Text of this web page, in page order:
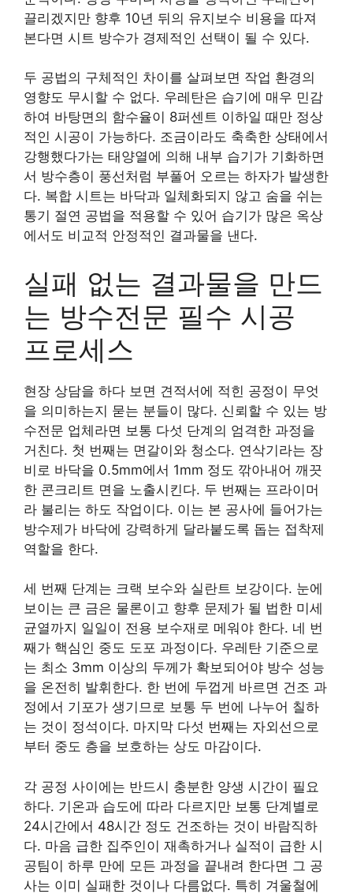
끌리겠지만 향후 10년 뒤의 유지보수 비용을 따져
본다면 시트 방수가 경제적인 선택이 될 수 있다.
두 공법의 구체적인 차이를 살펴보면 작업 환경의
영향도 무시할 수 없다. 우레탄은 습기에 매우 민감
하여 바탕면의 함수율이 8퍼센트 이하일 때만 정상
적인 시공이 가능하다. 조금이라도 축축한 상태에서
강행했다가는 태양열에 의해 내부 습기가 기화하면
서 방수층이 풍선처럼 부풀어 오르는 하자가 발생한
다. 복합 시트는 바닥과 일체화되지 않고 숨을 쉬는
통기 절연 공법을 적용할 수 있어 습기가 많은 옥상
에서도 비교적 안정적인 결과물을 낸다.
실패 없는 결과물을 만드
는 방수전문 필수 시공
프로세스
현장 상담을 하다 보면 견적서에 적힌 공정이 무엇
을 의미하는지 묻는 분들이 많다. 신뢰할 수 있는 방
수전문 업체라면 보통 다섯 단계의 엄격한 과정을
거친다. 첫 번째는 면갈이와 청소다. 연삭기라는 장
비로 바닥을 0.5mm에서 1mm 정도 깎아내어 깨끗
한 콘크리트 면을 노출시킨다. 두 번째는 프라이머
라 불리는 하도 작업이다. 이는 본 공사에 들어가는
방수제가 바닥에 강력하게 달라붙도록 돕는 접착제
역할을 한다.
세 번째 단계는 크랙 보수와 실란트 보강이다. 눈에
보이는 큰 금은 물론이고 향후 문제가 될 법한 미세
균열까지 일일이 전용 보수재로 메워야 한다. 네 번
째가 핵심인 중도 도포 과정이다. 우레탄 기준으로
는 최소 3mm 이상의 두께가 확보되어야 방수 성능
을 온전히 발휘한다. 한 번에 두껍게 바르면 건조 과
정에서 기포가 생기므로 보통 두 번에 나누어 칠하
는 것이 정석이다. 마지막 다섯 번째는 자외선으로
부터 중도 층을 보호하는 상도 마감이다.
각 공정 사이에는 반드시 충분한 양생 시간이 필요
하다. 기온과 습도에 따라 다르지만 보통 단계별로
24시간에서 48시간 정도 건조하는 것이 바람직하
다. 마음 급한 집주인이 재촉하거나 실적이 급한 시
공팀이 하루 만에 모든 과정을 끝내려 한다면 그 공
사는 이미 실패한 것이나 다름없다. 특히 겨울철에